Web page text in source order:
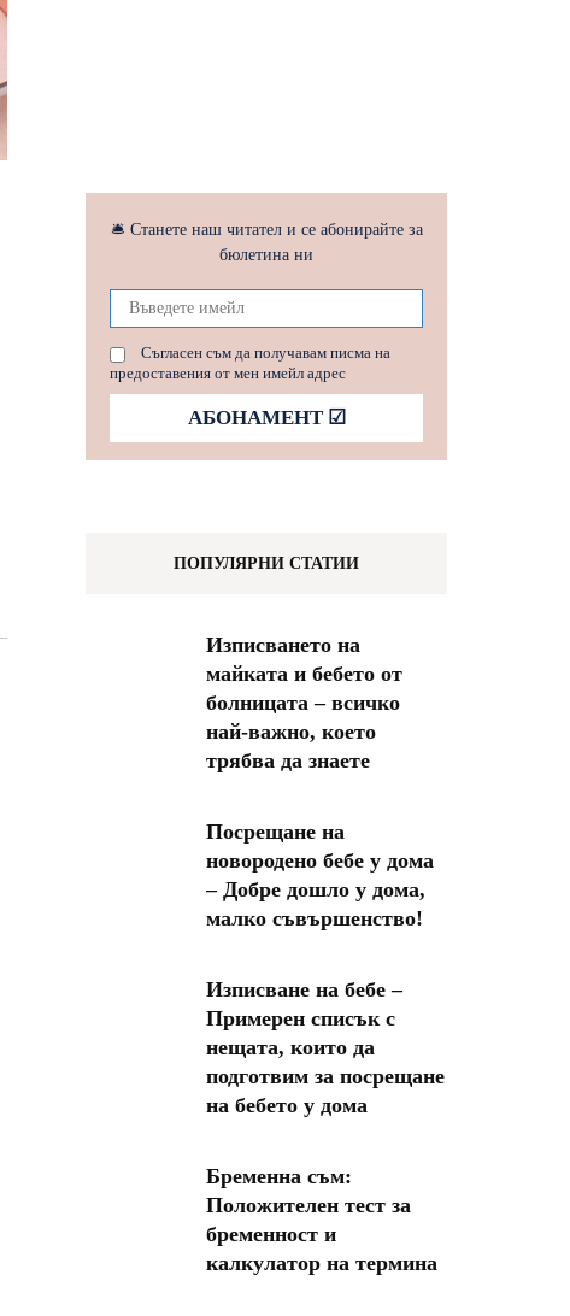
🛎 Станете наш читател и се абонирайте за
бюлетина ни
Съгласен съм да получавам писма на
предоставения от мен имейл адрес
ПОПУЛЯРНИ СТАТИИ
Изписването на
майката и бебето от
болницата – всичко
най-важно, което
трябва да знаете
Посрещане на
новородено бебе у дома
– Добре дошло у дома,
малко съвършенство!
Изписване на бебе –
Примерен списък с
нещата, които да
подготвим за посрещане
на бебето у дома
Бременна съм:
Положителен тест за
бременност и
калкулатор на термина